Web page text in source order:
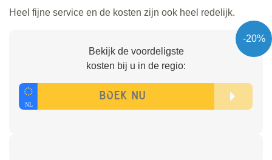
Heel fijne service en de kosten zijn ook heel redelijk.
-20%
Bekijk de voordeligste
kosten bij u in de regio: